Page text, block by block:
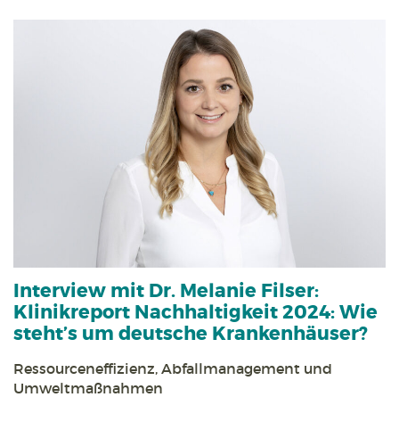
Interview mit Dr. Melanie Filser:
Klinikreport Nachhaltigkeit 2024: Wie
steht’s um deutsche Krankenhäuser?
Ressourceneffizienz, Abfallmanagement und
Umweltmaßnahmen